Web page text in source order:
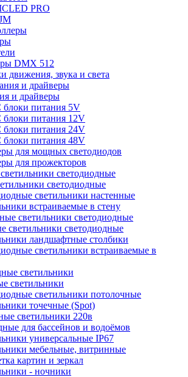
PRO
DMX 512
движения, звука и света
и драйверы
блоки питания 5V
блоки питания 12V
блоки питания 24V
блоки питания 48V
для мощных светодиодов
для прожекторов
светодиодные
светильники настенные
встраиваемые в стену
светильники светодиодные
ландшафтные столбики
светильники встраиваемые в
светильники
светильники потолочные
точечные (Spot)
светильники 220в
для бассейнов и водоёмов
универсальные IP67
мебельные, витринные
картин и зеркал
- ночники